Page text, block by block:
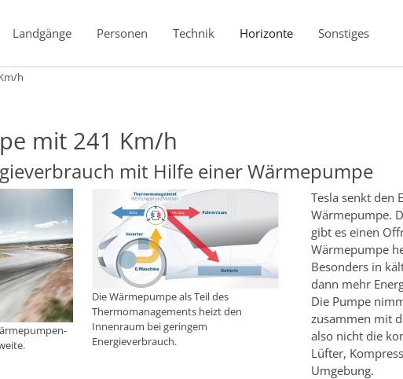
Landgänge Personen Technik Horizonte Sonstiges
h
mit 241 Km/h
mit Hilfe einer Wärmepumpe
Die Wärmepumpe als Teil des
Thermomanagements heizt den
Innenraum bei geringem
Energieverbrauch.
Tesla senkt den
Wärmepumpe.
gibt es einen
Wärmepumpe
Besonders in
dann mehr
Die Pumpe
zusammen mit
also nicht die
Lüfter,
Umgebung.